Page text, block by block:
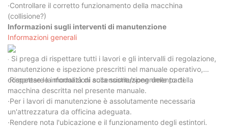
·Controllare il corretto funzionamento della macchina
(collisione?)
Informazioni sugli interventi di manutenzione
Informazioni generali
· Si prega di rispettare tutti i lavori e gli intervalli di regolazione,
manutenzione e ispezione prescritti nel manuale operativo,
comprese le informazioni sulla sostituzione delle parti.
·Rispettare la modalità di accensione/spegnimento della
macchina descritta nel presente manuale.
·Per i lavori di manutenzione è assolutamente necessaria
un'attrezzatura da officina adeguata.
·Rendere nota l'ubicazione e il funzionamento degli estintori.